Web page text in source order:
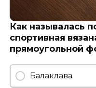
Как называлась
спортивная
прямоугольной
Балаклава